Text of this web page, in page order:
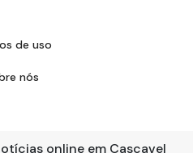
de uso
nós
online em Cascavel